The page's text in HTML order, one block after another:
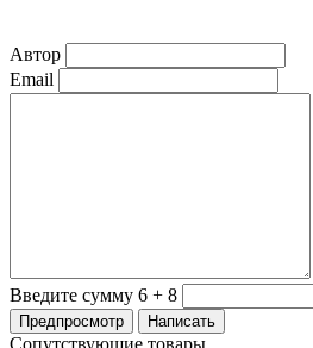
Автор
Email
Введите сумму 6 + 8
Сопутствующие товары